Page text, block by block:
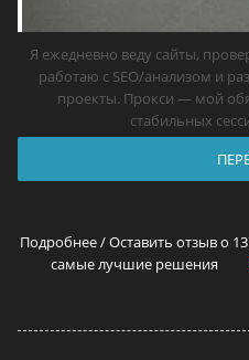
Я ежедневно веду сайты,
работаю с SEO/анализом и
проекты. Прокси — мой
стабильных
Подробнее / Оставить отзыв о
самые лучшие решения